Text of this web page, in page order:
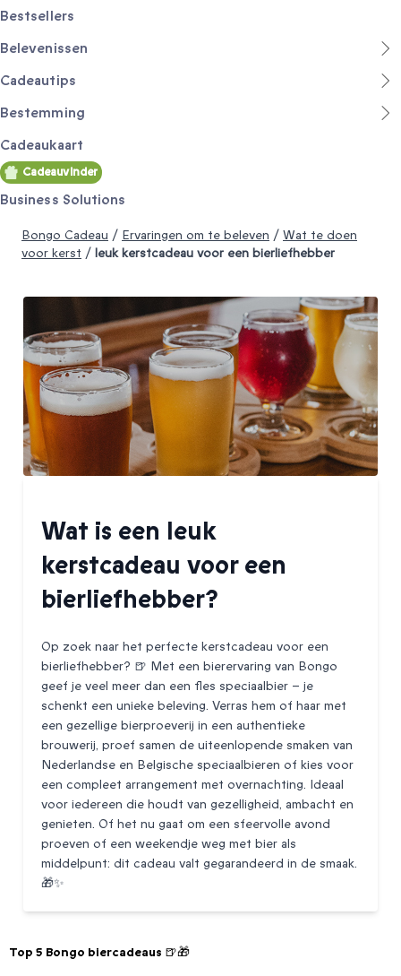
Bestsellers
Belevenissen
Cadeautips
Bestemming
Cadeaukaart
Cadeauvinder
Business Solutions
Bongo Cadeau / Ervaringen om te beleven / Wat te doen
voor kerst / leuk kerstcadeau voor een bierliefhebber
Wat is een leuk
kerstcadeau voor een
bierliefhebber?
Op zoek naar het perfecte kerstcadeau voor een
bierliefhebber? 🍺 Met een bierervaring van Bongo
geef je veel meer dan een fles speciaalbier – je
schenkt een unieke beleving. Verras hem of haar met
een gezellige bierproeverij in een authentieke
brouwerij, proef samen de uiteenlopende smaken van
Nederlandse en Belgische speciaalbieren of kies voor
een compleet arrangement met overnachting. Ideaal
voor iedereen die houdt van gezelligheid, ambacht en
genieten. Of het nu gaat om een sfeervolle avond
proeven of een weekendje weg met bier als
middelpunt: dit cadeau valt gegarandeerd in de smaak.
🎁✨
Top 5 Bongo biercadeaus 🍺🎁